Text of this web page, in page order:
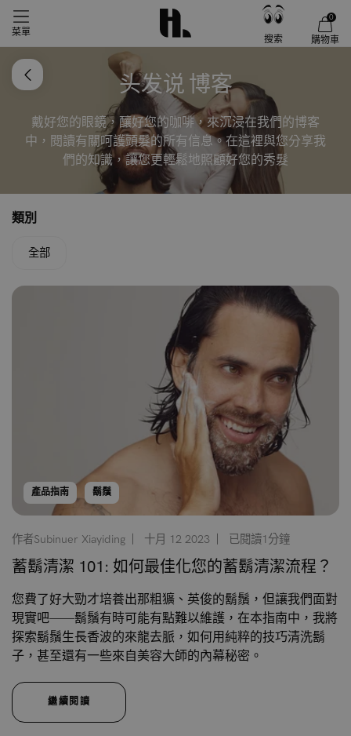
菜單
搜索
0
購物車
头发说 博客
戴好您的眼鏡，釀好您的咖啡，來沉浸在我們的博客
中，閱讀有關呵護頭髮的所有信息。在這裡與您分享我
們的知識，讓您更輕鬆地照顧好您的秀髮
類別
全部
產品指南 鬍鬚
作者Subinuer Xiayiding 十月 12 2023 已閱讀1分鐘
蓄鬍清潔 101: 如何最佳化您的蓄鬍清潔流程？
您費了好大勁才培養出那粗獷、英俊的鬍鬚，但讓我們面對
現實吧——鬍鬚有時可能有點難以維護，在本指南中，我將
探索鬍鬚生長香波的來龍去脈，如何用純粹的技巧清洗鬍
子，甚至還有一些來自美容大師的內幕秘密。
繼續閱讀